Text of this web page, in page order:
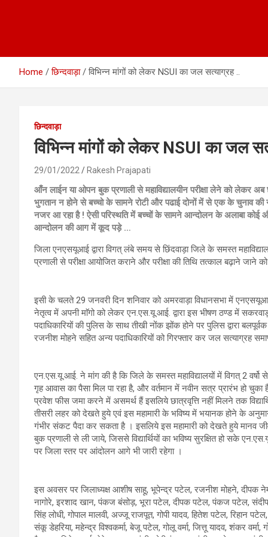
Home छिन्दवाड़ा विभिन्न मांगों को लेकर NSUI का जल सत्याग्रह ..
छिन्दवाड़ा
विभिन्न मांगों को लेकर NSUI का जल
29/01/2022 Rakesh Prajapati
आँन लाईन या ओपन बुक प्रणाली से महाविद्यालयीन परीक्षा लेने को लेकर
भुगतान न होने से बच्चो के सामने रोटी और पढाई दोनों में से एक के चुनाव
नजर आ रहा है ! ऐसी परिस्थति में बच्चों के सामने आन्दोलन के अलाबा
आन्दोलन की आग में कूद पड़े …
जिला एनएसयूआई द्वारा विगत् लंबे समय से छिंदवाड़ा जिले के समस्त
प्रणाली से परीक्षा आयोजित कराने और परीक्षा की तिथि तत्काल बढ़ाने जाने
इसी के चलते 29 जनवरी दिन शनिवार को अमरवाड़ा विधानसभा में
नेतृत्व में अपनी माॅगो को लेकर एन.एस.यू.आई. द्वारा इस भीषण ठण्ड में
पदाधिकारियों की पुलिस के साथ तीखी नोंक झोंक होने पर पुलिस द्वारा
रजनीश मोहने सहित अन्य पदाधिकारियों को गिरफ्तार कर जल सत्याग्रह
एन.एस.यू.आई. ने मांग की है कि जिले के समस्त महाविद्यालयों में विगत् 2 वर्षो से
गृह आवास का पैसा मिल पा रहा है, और वर्तमान में नवीन सत्र प्रारंभ हो चुका
प्रवेश फीस जमा करने में असमर्थ हैं इसलिये छात्रवृत्ति नहीं मिलने तक
तीसरी लहर को देखते हुये एवं इस महामारी के भविष्य में भयानक होने के
गंभीर संकट पैदा कर सकता है । इसलिये इस महामारी को देखते हुये मानव
बुक प्रणाली से ली जाये, जिससे विद्यार्थियों का भविष्य सुरक्षित हो सके
पर जिला स्तर पर आंदोलन आगे भी जारी रहेगा ।
इस अवसर पर जिलाध्यक्ष आशीष साहू, भूपेन्द्र पटेल, रजनीश मोहने, दीपक
नागोरे, इरशाद खान, पंकज बंसोड़, भूरा पटेल, दीपक पटेल, पंकज पटेल,
सिंह लोधी, गोपाल मालवी, अज्जू राजपूत, गोपी यादव, हितेश पटेल, रिहान
संकू डेहरिया, महेन्द्र विश्वकर्मा, बेजू पटेल, गोलू वर्मा, जित्तू यादव, शंकर